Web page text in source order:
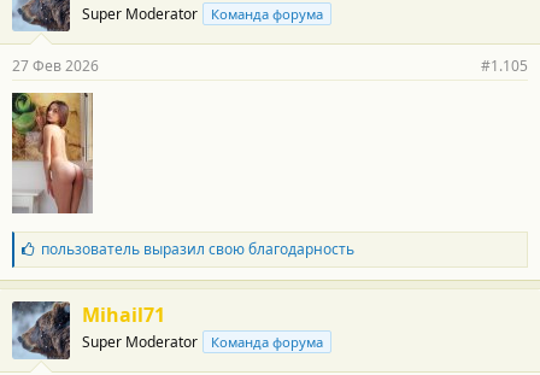
а
р
о
с
т
и
:
Super Moderator Команда форума
27 Фев 2026 #1.105
Б
л
а
г
о
д
а
пользовательвыразил свою благодарность
Mihail71
Super Moderator Команда форума